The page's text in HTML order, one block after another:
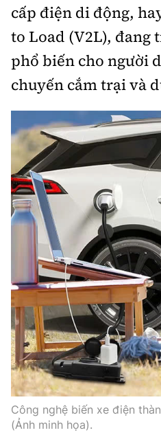
Review xe
Giới thiệu xe
Tư vấn
Ảnh
Xe máy
Cơ quan chủ quản: Bộ Xây
Tổng biên tập:
Nguyễn Thị
Trưởng ban Ô tô - Xe máy:
Giấy phép số: 03/GP-BC,
Chuyên trang của Báo Xây
Tòa soạn: Số 2 Nguyễn
Hà Nội.
Hotline: 0967 376 459;
Liên hệ quảng cáo phát
Email:
cấp điện di động,
to Load (V2L), đang
phổ biến cho người
chuyến cắm trại và
Công nghệ biến xe điện
(Ảnh minh họa).